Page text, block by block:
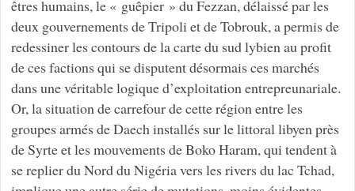
êtres humains, le « guêpier » du Fezzan, délaissé par les
deux gouvernements de Tripoli et de Tobrouk, a permis de
redessiner les contours de la carte du sud lybien au profit
de ces factions qui se disputent désormais ces marchés
dans une véritable logique d’exploitation entrepreunariale.
Or, la situation de carrefour de cette région entre les
groupes armés de Daech installés sur le littoral libyen près
de Syrte et les mouvements de Boko Haram, qui tendent à
se replier du Nord du Nigéria vers les rivers du lac Tchad,